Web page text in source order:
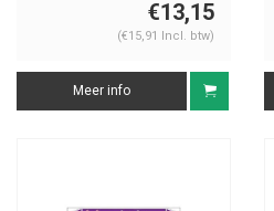
€13,15
(€15,91 Incl. btw)
Meer info